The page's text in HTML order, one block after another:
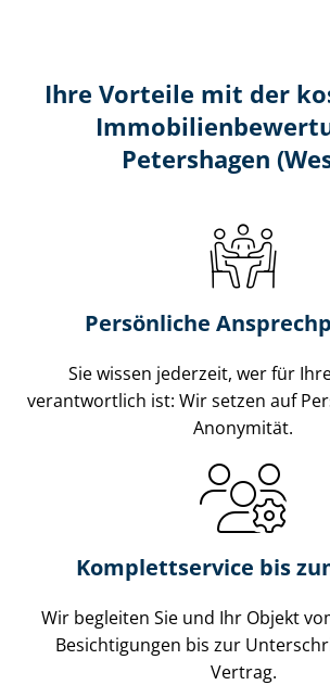
Ihre Vorteile mit der
Petershagen
Persönliche
Sie wissen jederzeit, wer für
verantwortlich ist: Wir setzen auf
Anonymität.
Komplettservice bis
Wir begleiten Sie und Ihr Objekt
Besichtigungen bis zur
Vertrag.